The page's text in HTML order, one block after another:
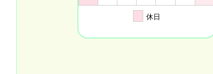
休日